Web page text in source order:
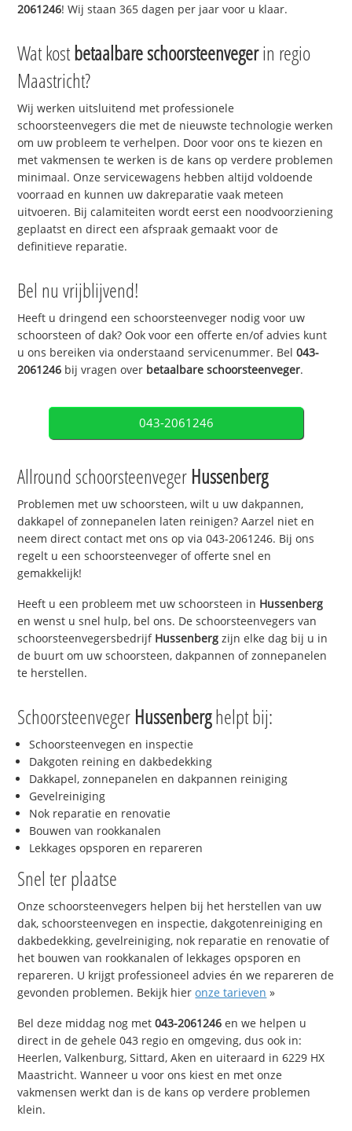
2061246! Wij staan 365 dagen per jaar voor u klaar.
Wat kostbetaalbare schoorsteenvegerin regio
Maastricht?
Wij werken uitsluitend met professionele
schoorsteenvegers die met de nieuwste technologie werken
om uw probleem te verhelpen. Door voor ons te kiezen en
met vakmensen te werken is de kans op verdere problemen
minimaal. Onze servicewagens hebben altijd voldoende
voorraad en kunnen uw dakreparatie vaak meteen
uitvoeren. Bij calamiteiten wordt eerst een noodvoorziening
geplaatst en direct een afspraak gemaakt voor de
definitieve reparatie.
Bel nu vrijblijvend!
Heeft u dringend een schoorsteenveger nodig voor uw
schoorsteen of dak? Ook voor een offerte en/of advies kunt
u ons bereiken via onderstaand servicenummer. Bel043-
2061246 bij vragen over betaalbare schoorsteenveger.
043-2061246
Allround schoorsteenveger Hussenberg
Problemen met uw schoorsteen, wilt u uw dakpannen,
dakkapel of zonnepanelen laten reinigen? Aarzel niet en
neem direct contact met ons op via 043-2061246. Bij ons
regelt u een schoorsteenveger of offerte snel en
gemakkelijk!
Heeft u een probleem met uw schoorsteen in Hussenberg
en wenst u snel hulp, bel ons. De schoorsteenvegers van
schoorsteenvegersbedrijf Hussenberg zijn elke dag bij u in
de buurt om uw schoorsteen, dakpannen of zonnepanelen
te herstellen.
Schoorsteenveger Hussenberghelpt bij:
Schoorsteenvegen en inspectie
Dakgoten reining en dakbedekking
Dakkapel, zonnepanelen en dakpannen reiniging
Gevelreiniging
Nok reparatie en renovatie
Bouwen van rookkanalen
Lekkages opsporen en repareren
Snel ter plaatse
Onze schoorsteenvegers helpen bij het herstellen van uw
dak, schoorsteenvegen en inspectie, dakgotenreiniging en
dakbedekking, gevelreiniging, nok reparatie en renovatie of
het bouwen van rookkanalen of lekkages opsporen en
repareren. U krijgt professioneel advies én we repareren de
gevonden problemen. Bekijk hieronze tarieven »
Bel deze middag nog met043-2061246 en we helpen u
direct in de gehele 043 regio en omgeving, dus ook in:
Heerlen, Valkenburg, Sittard, Aken en uiteraard in 6229 HX
Maastricht. Wanneer u voor ons kiest en met onze
vakmensen werkt dan is de kans op verdere problemen
klein.